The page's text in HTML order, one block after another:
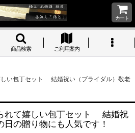
カート
商品検索 ご利用案内
しい包丁セット 結婚祝い（ブライダル）敬老
れて嬉しい包丁セット 結婚祝
の贈り物にも人気です！